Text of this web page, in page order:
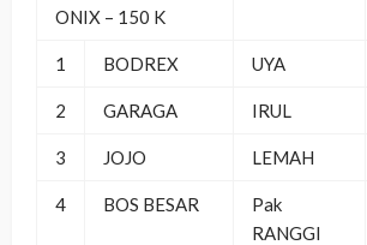
ONIX – 150 K
1 BODREX UYA
2 GARAGA IRUL
3 JOJO LEMAH
4 BOS BESAR
Pak
RANGGI